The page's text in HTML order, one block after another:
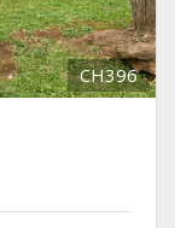
CH396